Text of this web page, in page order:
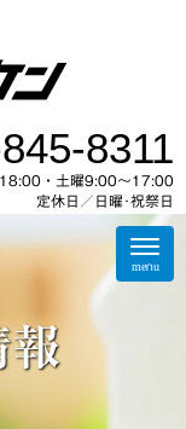
8311
・土曜9:00〜17:00
定休日／日曜･祝祭日
N
a
v
menu
報